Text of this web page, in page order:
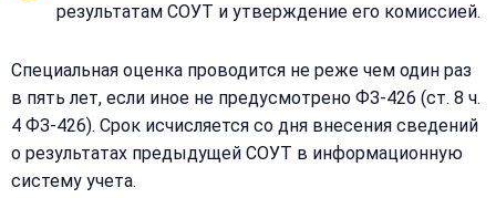
результатам СОУТ и утверждение его комиссией.
Специальная оценка проводится не реже чем один раз
в пять лет, если иное не предусмотрено ФЗ-426 (ст. 8 ч.
4 ФЗ-426). Срок исчисляется со дня внесения сведений
о результатах предыдущей СОУТ в информационную
систему учета.